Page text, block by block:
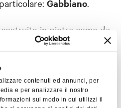
contenuti ed annunci, per
e per analizzare il nostro
sul modo in cui utilizzi il
Gabbiano
in pietra come da
poco restaurata,
chiesa dall'architettura
L’edificio
, è abbastanza
guglie, che ricordano le